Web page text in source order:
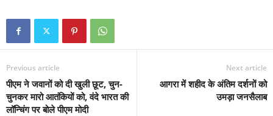
Previous article
पीएम ने जवानों को दी खुली छूट, चुन-
चुनकर मारो आतंकियों को, वंदे भारत की
लॉन्चिंग पर बोले पीएम मोदी
Next article
आगरा में शहीद के अंतिम दर्शनों को
उमड़ा जनसैलाब